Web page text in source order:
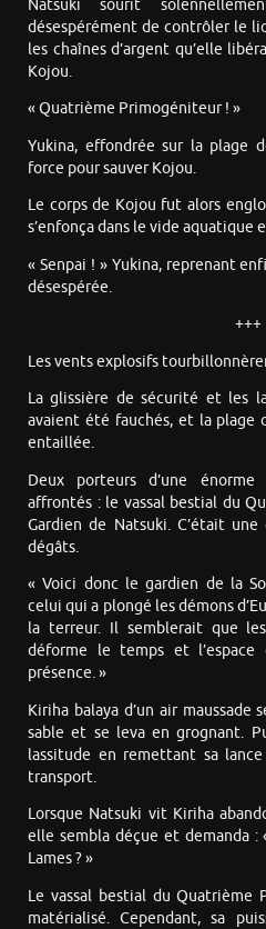
Natsuki sourit
désespérément de contrôler le
les chaînes d’argent qu’elle
Kojou.
« Quatrième Primogéniteur ! »
Yukina, effondrée sur la plage
force pour sauver Kojou.
Le corps de Kojou fut alors
s’enfonça dans le vide aquatique
« Senpai ! » Yukina, reprenant
désespérée.
+++
Les vents explosifs
La glissière de sécurité et les
avaient été fauchés, et la
entaillée.
Deux porteurs d’une énorme
affrontés : le vassal bestial du
Gardien de Natsuki. C’était
dégâts.
« Voici donc le gardien de la
celui qui a plongé les démons
la terreur. Il semblerait que
déforme le temps et
présence. »
Kiriha balaya d’un air maussade
sable et se leva en grognant.
lassitude en remettant sa
transport.
Lorsque Natsuki vit Kiriha
elle sembla déçue et demanda :
Lames ? »
Le vassal bestial du
matérialisé. Cependant, sa